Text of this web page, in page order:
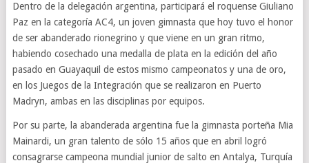
Dentro de la delegación argentina, participará el roquense Giuliano
Paz en la categoría AC4, un joven gimnasta que hoy tuvo el honor
de ser abanderado rionegrino y que viene en un gran ritmo,
habiendo cosechado una medalla de plata en la edición del año
pasado en Guayaquil de estos mismo campeonatos y una de oro,
en los Juegos de la Integración que se realizaron en Puerto
Madryn, ambas en las disciplinas por equipos.
Por su parte, la abanderada argentina fue la gimnasta porteña Mia
Mainardi, un gran talento de sólo 15 años que en abril logró
consagrarse campeona mundial junior de salto en Antalya, Turquía